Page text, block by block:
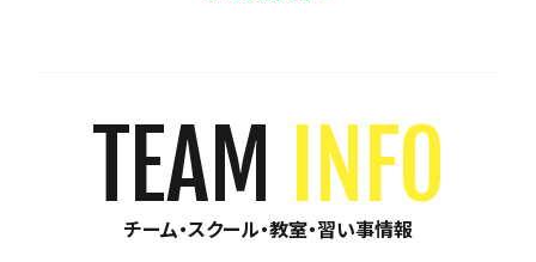
初回購入品あり 保護者の当番なし
TEAM INFO
チーム・スクール・教室・習い事情報